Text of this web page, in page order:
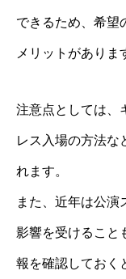
できるため、希望
メリットがありま
注意点としては、
レス入場の方法な
れます。
また、近年は公演
影響を受けること
報を確認しておく